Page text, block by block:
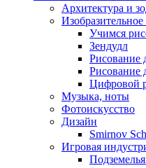
Архитектура и
Изобразительное
Учимся
Зендудл
Рисование
Рисование
Цифровой
Музыка, ноты
Фотоискусство
Дизайн
Smirnov
Игровая